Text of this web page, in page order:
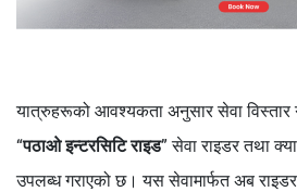
यात्रुहरूको आवश्यकता अनुसार सेवा विस्तार
“पठाओ इन्टरसिटि राइड” सेवा राइडर तथा
उपलब्ध गराएको छ। यस सेवामार्फत अब